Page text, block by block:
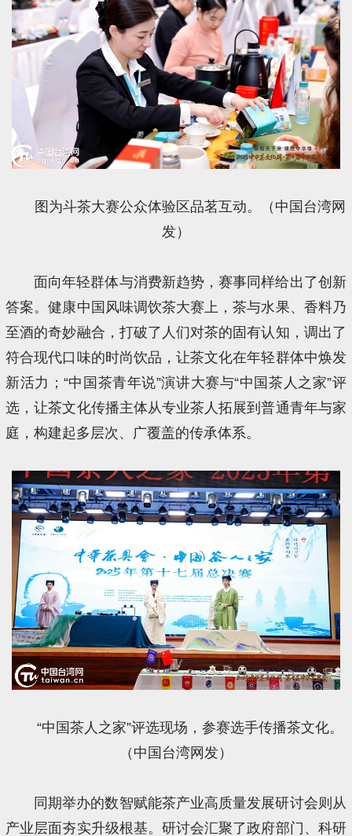
图为斗茶大赛公众体验区品茗互动。（中国台湾网
发）
面向年轻群体与消费新趋势，赛事同样给出了创新
答案。健康中国风味调饮茶大赛上，茶与水果、香料乃
至酒的奇妙融合，打破了人们对茶的固有认知，调出了
符合现代口味的时尚饮品，让茶文化在年轻群体中焕发
新活力；“中国茶青年说”演讲大赛与“中国茶人之家”评
选，让茶文化传播主体从专业茶人拓展到普通青年与家
庭，构建起多层次、广覆盖的传承体系。
“中国茶人之家”评选现场，参赛选手传播茶文化。
（中国台湾网发）
同期举办的数智赋能茶产业高质量发展研讨会则从
产业层面夯实升级根基。研讨会汇聚了政府部门、科研